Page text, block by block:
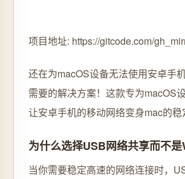
项目地址: https://gitcode.com/
还在为macOS设备无法使用安卓手
需要的解决方案！这款专为macOS
让安卓手机的移动网络变身mac的稳
为什么选择USB网络共享而不是
当你需要稳定高速的网络连接时，